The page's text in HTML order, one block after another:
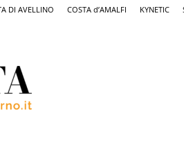
DI AVELLINO COSTA d’AMALFI KYNETIC